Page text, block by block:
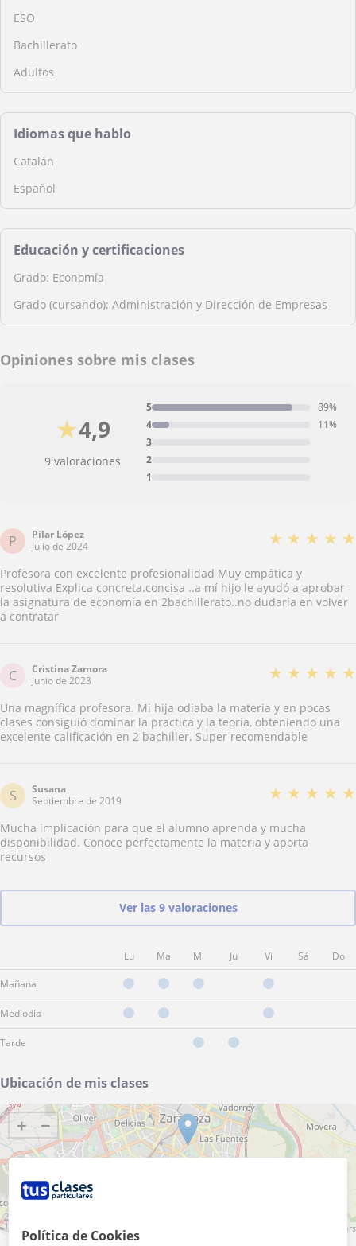
ESO
Bachillerato
Adultos
Idiomas que hablo
Catalán
Español
Educación y certificaciones
Grado: Economía
Grado (cursando): Administración y Dirección de Empresas
Opiniones sobre mis clases
4,9
★
9 valoraciones
1
2
3
4 11%
5 89%
P
Pilar López
Julio de 2024
★ ★ ★ ★ ★
Profesora con excelente profesionalidad Muy empática y
resolutiva Explica concreta.concisa ..a mí hijo le ayudó a aprobar
la asignatura de economía en 2bachillerato..no dudaría en volver
a contratar
C
Cristina Zamora
Junio de 2023
★ ★ ★ ★ ★
Una magnífica profesora. Mi hija odiaba la materia y en pocas
clases consiguió dominar la practica y la teoría, obteniendo una
excelente calificación en 2 bachiller. Super recomendable
S
Susana
Septiembre de 2019
★ ★ ★ ★ ★
Mucha implicación para que el alumno aprenda y mucha
disponibilidad. Conoce perfectamente la materia y aporta
recursos
Ver las 9 valoraciones
Lu Ma Mi Ju Vi Sá Do
Mañana
Mediodía
Tarde
Ubicación de mis clases
+ −
2 km
1 mi
contributors
Política de Cookies